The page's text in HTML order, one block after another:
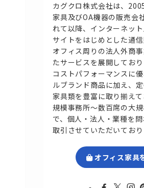
カグクロ株式会社は、
家具及びOA機器の販売会
れて以降、インターネッ
サイトをはじめとした通信
オフィス周りの法人外商
たサービスを展開しており
コストパフォーマンスに
ルブランド商品に加え、
家具類を豊富に取り揃え
規模事務所～数百席の大
で、個人・法人・業種を
取引させていただいており
オフィス家具